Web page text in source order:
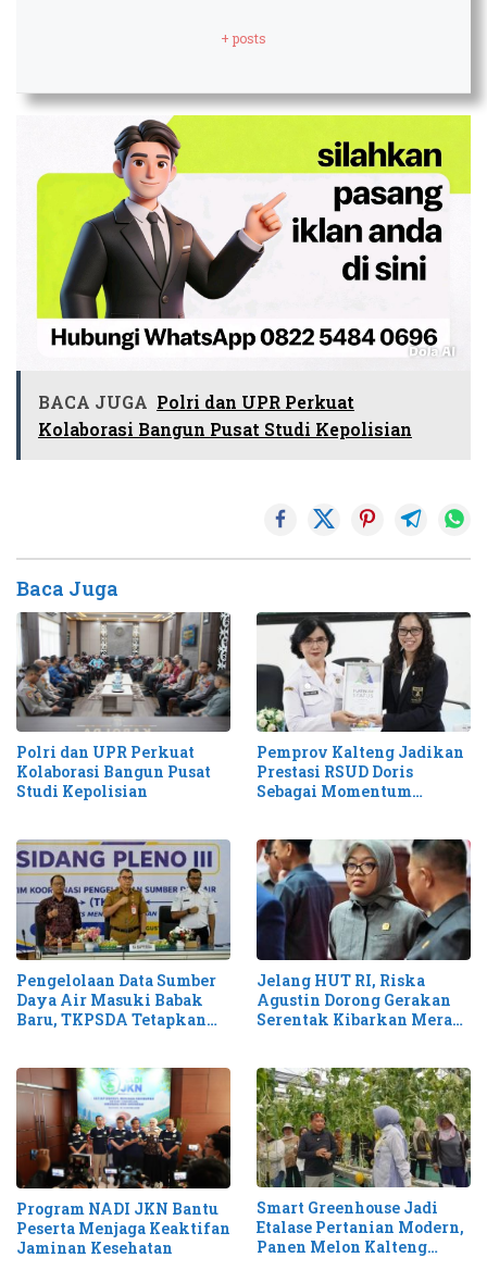
+ posts
BACA JUGA Polri dan UPR Perkuat
Kolaborasi Bangun Pusat Studi Kepolisian
Baca Juga
Polri dan UPR Perkuat
Kolaborasi Bangun Pusat
Studi Kepolisian
Pemprov Kalteng Jadikan
Prestasi RSUD Doris
Sebagai Momentum
Pengelolaan Data Sumber
Daya Air Masuki Babak
Baru, TKPSDA Tetapkan
Jelang HUT RI, Riska
Agustin Dorong Gerakan
Serentak Kibarkan Merah
Program NADI JKN Bantu
Peserta Menjaga Keaktifan
Jaminan Kesehatan
Smart Greenhouse Jadi
Etalase Pertanian Modern,
Panen Melon Kalteng